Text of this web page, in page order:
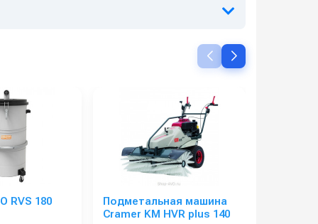
RVS 180
Подметальная машина
Cramer KM HVR plus 140